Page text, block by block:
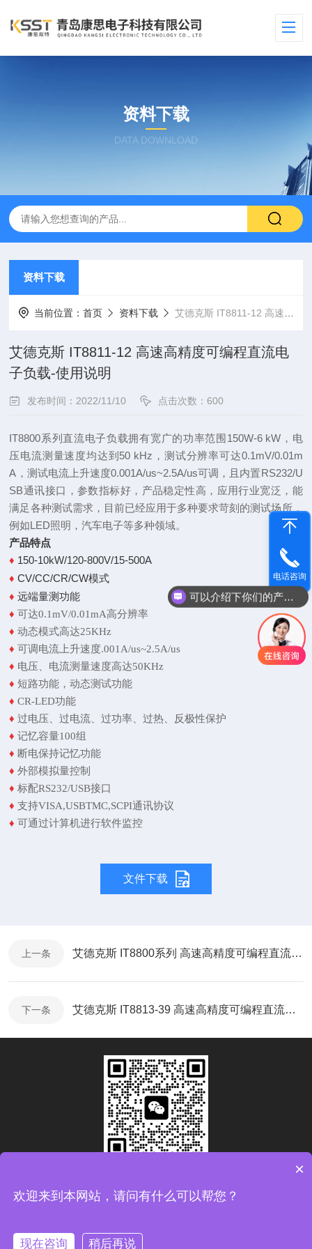
资料下载
DATA DOWNLOAD
资料下载
当前位置：首页 资料下载 艾德克斯 IT8811-12 高速高精度可编程直流电子负载-使用说明
艾德克斯 IT8811-12 高速高精度可编程直流电
子负载-使用说明
发布时间：2022/11/10 点击次数：600
IT8800系列直流电子负载拥有宽广的功率范围150W-6 kW，电
压电流测量速度均达到50 kHz，测试分辨率可达0.1mV/0.01m
A，测试电流上升速度0.001A/us~2.5A/us可调，且内置RS232/U
SB通讯接口，参数指标好，产品稳定性高，应用行业宽泛，能
满足各种测试需求，目前已经应用于多种要求苛刻的测试场所，
例如LED照明，汽车电子等多种领域。
产品特点
♦ 150-10kW/120-800V/15-500A
♦CV/CC/CR/CW模式
♦远端量测功能
♦可达0.1mV/0.01mA高分辨率
♦动态模式高达25KHz
♦可调电流上升速度.001A/us~2.5A/us
♦ 电压、电流测量速度高达50KHz
♦短路功能，动态测试功能
♦CR-LED功能
♦过电压、过电流、过功率、过热、反极性保护
♦记忆容量100组
♦ 断电保持记忆功能
♦外部模拟量控制
♦标配RS232/USB接口
♦支持VISA,USBTMC,SCPI通讯协议
♦可通过计算机进行软件监控
文件下载
上一条 艾德克斯 IT8800系列 高速高精度可编程直流电子负载-产品折页
下一条 艾德克斯 IT8813-39 高速高精度可编程直流电子负载-使用说明
号：鲁ICP备2024093783号-1
电话咨询
可以介绍下你们的产品么
×
欢迎来到本网站，请问有什么可以帮您？
现在咨询 稍后再说